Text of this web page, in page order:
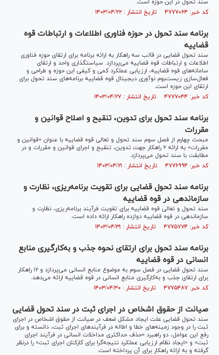
سند تحول در این حوزه است.
کد خبر: ۴۷۷۷۰۶۴ تاریخ انتشار : ۱۴۰۳/۰۴/۲۲
برنامه سند تحول در حوزه فناوری اطلاعات و ارتباطات قوه
قضاییه
سند تحول قضایی در قالب سه راهکار به ارائه برنامه برای ارتقای حوزه فناوری
اطلاعات و ارتباطات قوه قضاییه می‌پردازد. سیاستگذاری واحد و ارتقای
سامانه‌های قوه قضاییه، ارزیابی عملکرد کمی و کیفی این حوزه و طراحی و
فعال‌سازی زیست‌بوم نوآوری دیجیتال قوه قضاییه برنامه‌های سند تحول برای
ارتقای این حوزه است.
کد خبر: ۴۷۷۷۰۴۴ تاریخ انتشار : ۱۴۰۳/۰۴/۲۷
برنامه سند تحول برای تدوین، تنقیح و اصلاح قوانین و
مقررات
مبحث چهارم از فصل سوم سند تحول و تعالی قوه قضاییه با عنوان «قوانین و
مقررات» به ارائه ۶ راهکار جهت تدوین، تنقیح و اجرای قوانین و مقررات و در
مطابقت با سند تحول می‌پردازد.
کد خبر: ۴۷۷۶۹۹۴ تاریخ انتشار : ۱۴۰۳/۰۴/۲۱
برنامه سند تحول قضایی برای تقویت برنامه‌ریزی، نظارت و
سازماندهی در قوه قضاییه
سند تحول و تعالی قوه قضاییه برای تقویت فرآیند برنامه‌ریزی، نظارت و
سازماندهی در قوه قضاییه دوازده راهکار ارائه داده است.
کد خبر: ۴۷۷۵۷۷۴ تاریخ انتشار : ۱۴۰۳/۰۴/۳۱
برنامه سند تحول برای ارتقای نحوه جذب و به‌کارگیری منابع
انسانی در قوه قضاییه
سند تحول قضایی در فصل سوم به موضوع منابع انسانی می‌پردازد و ۱۲ راهکار
برای ارتقای جذب و به‌کارگیری منابع انسانی در قوه قضاییه ارائه می‌دهد.
کد خبر: ۴۷۷۵۴۸۷ تاریخ انتشار : ۱۴۰۳/۰۴/۳۰
صیانت از حقوق اشخاص در اجرای ثبت در سند تحول قضایی
سند تحول قضایی علت ایجاد مشکل ضعف در صیانت از حقوق اشخاص در اجرای
ثبت را در وجود زمینه‌های خطا و اطاله در فرآیند‌های اجرای ثبت، دانسته و برای
رفع این عوامل، دو راهبرد «حذف حداکثری مداخلات انسانی در فرآیند اجرای
ثبت» و «ایجاد نظام ارزیابی عملکرد نتیجه‌گرا برای کارکنان اجرای ثبت» را درنظر
گرفته و به ارائه راهکار برای آن پرداخته است.